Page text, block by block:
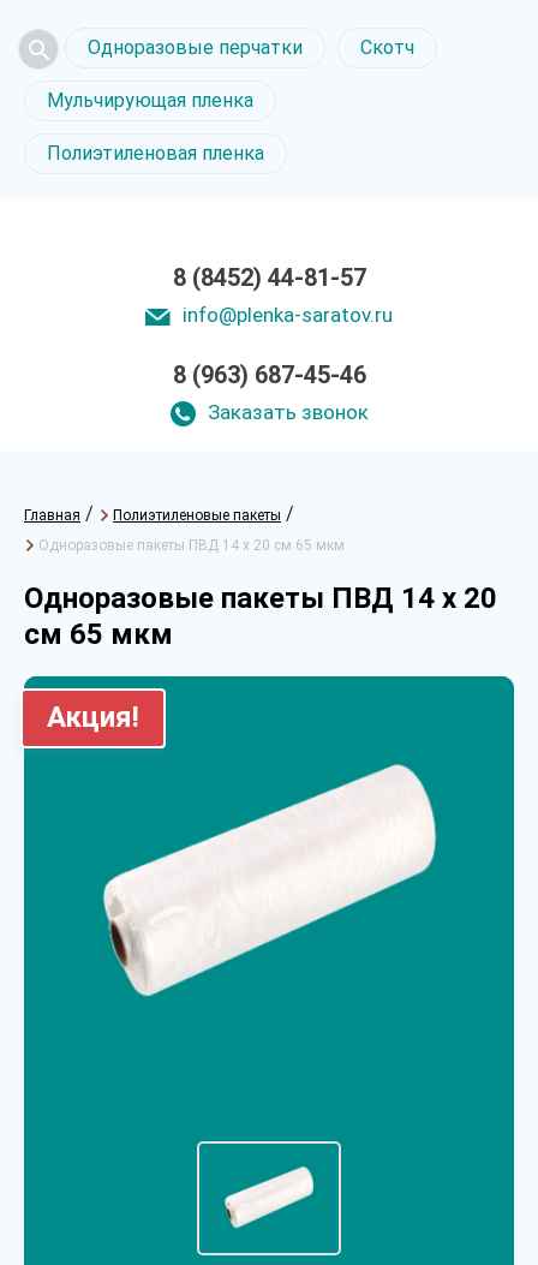
Одноразовые перчатки Скотч
Мульчирующая пленка
Полиэтиленовая пленка
8 (8452) 44-81-57
info@plenka-saratov.ru
8 (963) 687-45-46
Заказать звонок
Главная / Полиэтиленовые пакеты /
Одноразовые пакеты ПВД 14 х 20 см 65 мкм
Одноразовые пакеты ПВД 14 х 20
см 65 мкм
Акция!